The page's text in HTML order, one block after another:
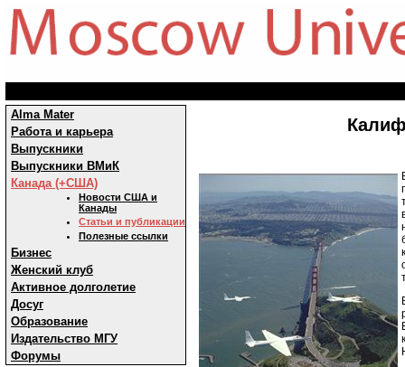
Alma Mater
Работа и карьера
Выпускники
Выпускники ВМиК
Канада (+США)
Новости США и
Канады
Статьи и публикации
Полезные ссылки
Бизнес
Женский клуб
Активное долголетие
Досуг
Образование
Издательство МГУ
Форумы